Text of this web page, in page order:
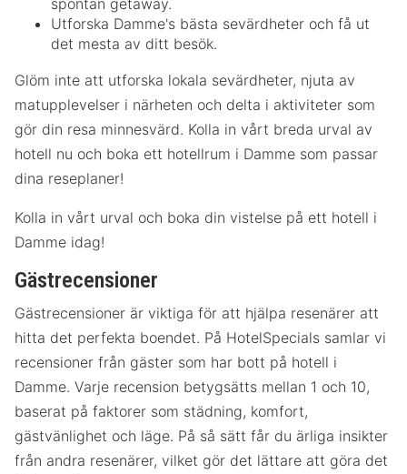
Utforska Damme's bästa sevärdheter och få ut
det mesta av ditt besök.
Glöm inte att utforska lokala sevärdheter, njuta av
matupplevelser i närheten och delta i aktiviteter som
gör din resa minnesvärd. Kolla in vårt breda urval av
hotell nu och boka ett hotellrum i Damme som passar
dina reseplaner!
Kolla in vårt urval och boka din vistelse på ett hotell i
Damme idag!
Gästrecensioner
Gästrecensioner är viktiga för att hjälpa resenärer att
hitta det perfekta boendet. På HotelSpecials samlar vi
recensioner från gäster som har bott på hotell i
Damme. Varje recension betygsätts mellan 1 och 10,
baserat på faktorer som städning, komfort,
gästvänlighet och läge. På så sätt får du ärliga insikter
från andra resenärer, vilket gör det lättare att göra det